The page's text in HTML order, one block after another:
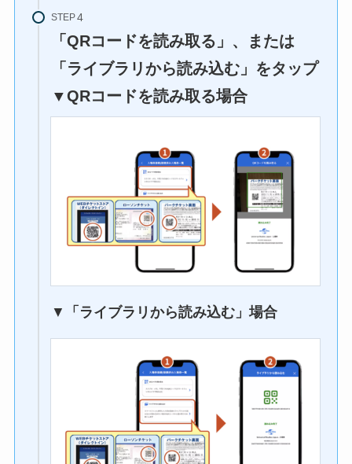
STEP
「QRコードを読み取る」、または
「ライブラリから読み込む」をタップ
▼QRコードを読み取る場合
▼ 「ライブラリから読み込む」場合